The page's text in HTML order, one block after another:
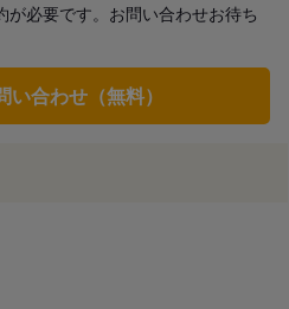
が必要です。お問い合わせお待ち
い合わせ（無料）